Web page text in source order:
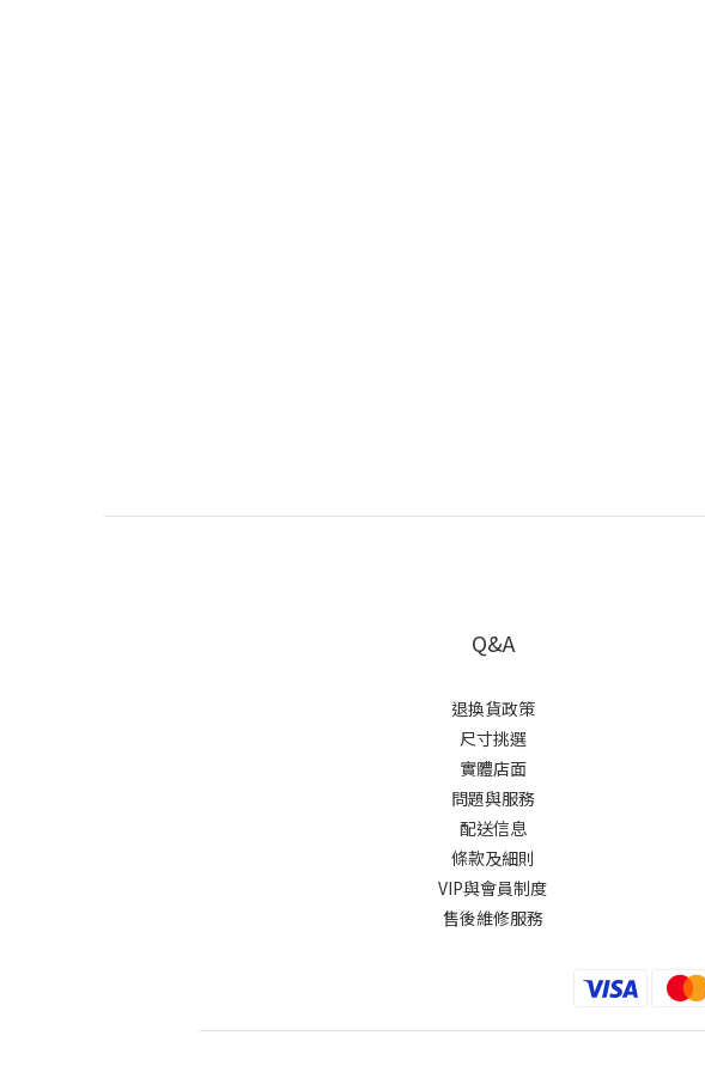
Q&A
退換貨政策
尺寸挑選
實體店面
問題與服務
配送信息
條款及細則
VIP與會員制度
售後維修服務